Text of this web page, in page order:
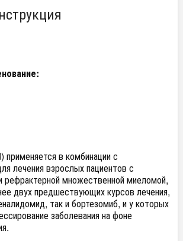
в комбинации с
лечения взрослых пациентов с
множественной миеломой,
двух предшествующих курсов лечения,
так и бортезомиб, и у которых
заболевания на фоне